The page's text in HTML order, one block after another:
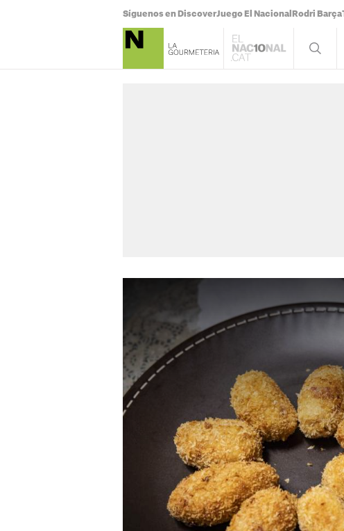
Síguenos en DiscoverJuego El Nacional Rodri Barça